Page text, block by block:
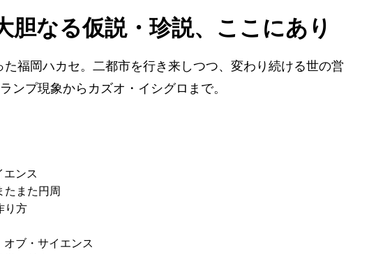
胆なる仮説・珍説、ここにあり
た福岡ハカセ。二都市を行き来しつつ、変わり続ける世の営
ンプ現象からカズオ・イシグロまで。
エンス
たまた円周
り方
ブ・サイエンス